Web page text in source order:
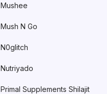
Mushee
Mush N Go
N0glitch
Nutriyado
Primal Supplements Shilajit